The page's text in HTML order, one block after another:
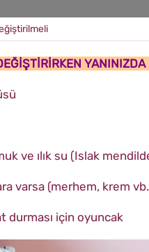
ve ılık su (Islak
varsa (merhem, krem
durması için oyuncak